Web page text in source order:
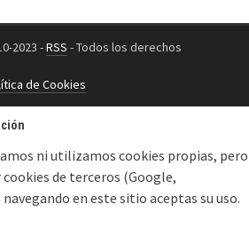
2023 -RSS - Todos los derechos
de Cookies
ni utilizamos cookies propias, pero
de terceros (Google,
navegando en este sitio aceptas su uso.